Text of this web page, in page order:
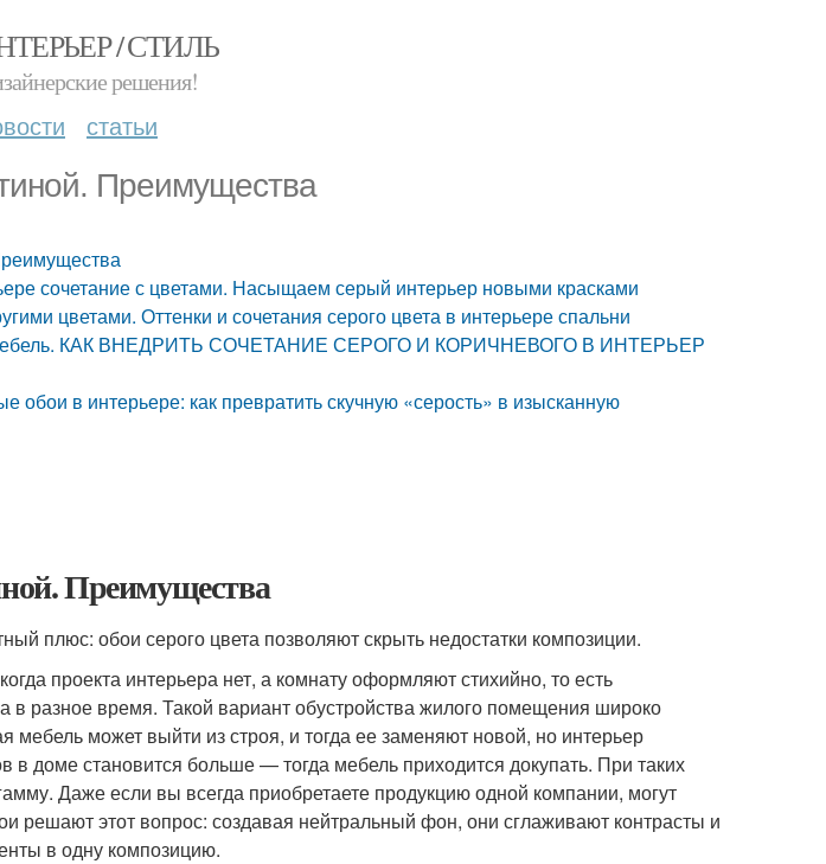
/ СТИЛЬ
решения!
статьи
Преимущества
сочетание с цветами. Насыщаем серый интерьер новыми красками
цветами. Оттенки и сочетания серого цвета в интерьере спальни
мебель. КАК ВНЕДРИТЬ СОЧЕТАНИЕ СЕРОГО И КОРИЧНЕВОГО В ИНТЕРЬЕР
в интерьере: как превратить скучную «серость» в изысканную
Преимущества
плюс: обои серого цвета позволяют скрыть недостатки композиции.
проекта интерьера нет, а комнату оформляют стихийно, то есть
в разное время. Такой вариант обустройства жилого помещения широко
мебель может выйти из строя, и тогда ее заменяют новой, но интерьер
доме становится больше — тогда мебель приходится докупать. При таких
Даже если вы всегда приобретаете продукцию одной компании, могут
решают этот вопрос: создавая нейтральный фон, они сглаживают контрасты и
в одну композицию.